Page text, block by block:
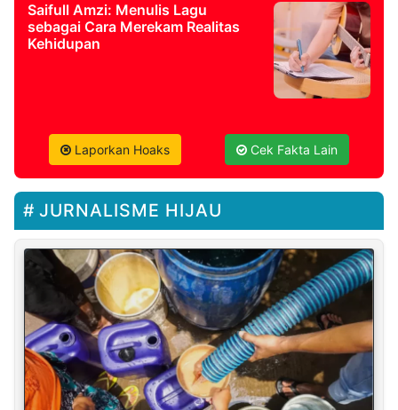
Saifull Amzi: Menulis Lagu
sebagai Cara Merekam Realitas
Kehidupan
Laporkan Hoaks Cek Fakta Lain
JURNALISME HIJAU